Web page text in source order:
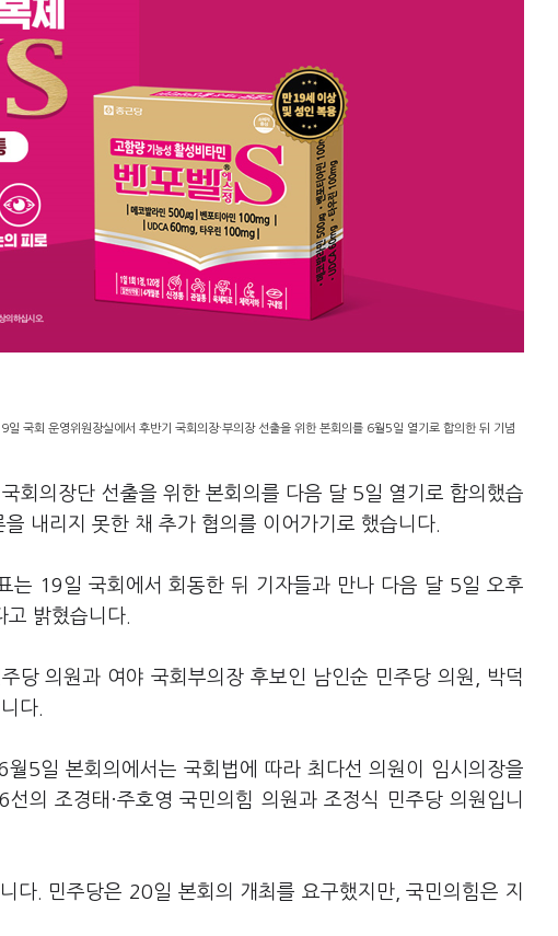
국회 운영위원장실에서 후반기 국회의장·부의장 선출을 위한 본회의를 6월5일 열기로 합의한 뒤 기념
회의장단 선출을 위한 본회의를 다음 달 5일 열기로 합의했습
내리지 못한 채 추가 협의를 이어가기로 했습니다.
는 19일 국회에서 회동한 뒤 기자들과 만나 다음 달 5일 오후
밝혔습니다.
당 의원과 여야 국회부의장 후보인 남인순 민주당 의원, 박덕
다.
5일 본회의에서는 국회법에 따라 최다선 의원이 임시의장을
의 조경태·주호영 국민의힘 의원과 조정식 민주당 의원입니
다. 민주당은 20일 본회의 개최를 요구했지만, 국민의힘은 지